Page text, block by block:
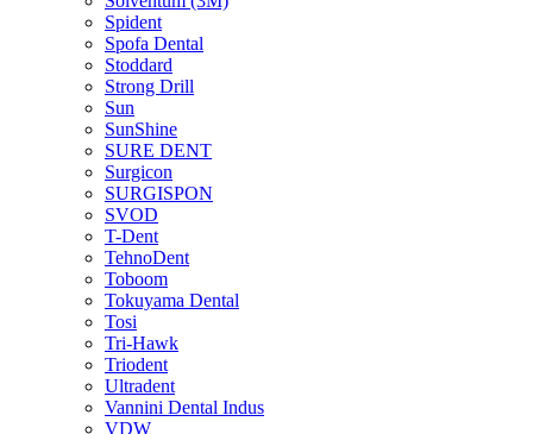
Spident
Spofa Dental
Stoddard
Strong Drill
Sun
SunShine
SURE DENT
Surgicon
SURGISPON
SVOD
T-Dent
TehnoDent
Toboom
Tokuyama Dental
Tosi
Tri-Hawk
Triodent
Ultradent
Vannini Dental Indus
VDW